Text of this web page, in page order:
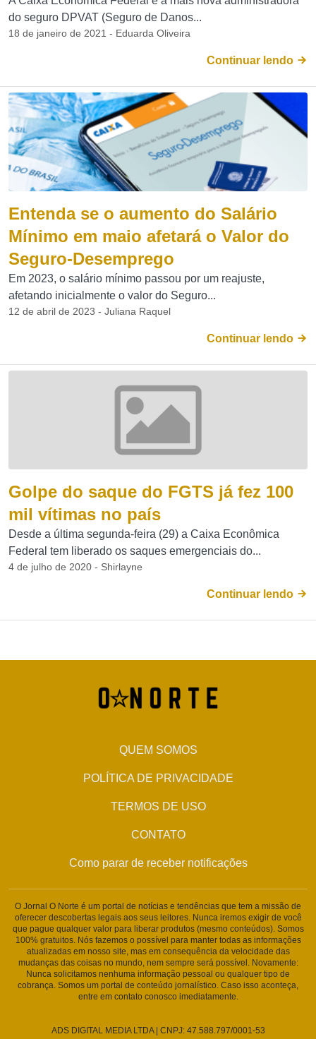
do seguro DPVAT (Seguro de Danos...
18 de janeiro de 2021 - Eduarda Oliveira
Continuar lendo
Entenda se o aumento do Salário
Mínimo em maio afetará o Valor do
Seguro-Desemprego
Em 2023, o salário mínimo passou por um reajuste,
afetando inicialmente o valor do Seguro...
12 de abril de 2023 - Juliana Raquel
Continuar lendo
Golpe do saque do FGTS já fez 100
mil vítimas no país
Desde a última segunda-feira (29) a Caixa Econômica
Federal tem liberado os saques emergenciais do...
4 de julho de 2020 - Shirlayne
Continuar lendo
QUEM SOMOS
POLÍTICA DE PRIVACIDADE
TERMOS DE USO
CONTATO
Como parar de receber notificações
O Jornal O Norte é um portal de notícias e tendências que tem a missão de
oferecer descobertas legais aos seus leitores. Nunca iremos exigir de você
que pague qualquer valor para liberar produtos (mesmo conteúdos). Somos
100% gratuitos. Nós fazemos o possível para manter todas as informações
atualizadas em nosso site, mas em consequência da velocidade das
mudanças das coisas no mundo, nem sempre será possível. Novamente:
Nunca solicitamos nenhuma informação pessoal ou qualquer tipo de
cobrança. Somos um portal de conteúdo jornalístico. Caso isso aconteça,
entre em contato conosco imediatamente.
ADS DIGITAL MEDIA LTDA | CNPJ: 47.588.797/0001-53